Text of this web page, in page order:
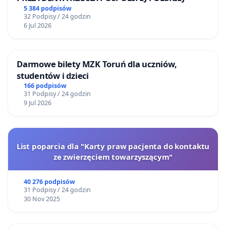
5 384 podpisów
32 Podpisy / 24 godzin
6 Jul 2026
Darmowe bilety MZK Toruń dla uczniów,
studentów i dzieci
166 podpisów
31 Podpisy / 24 godzin
9 Jul 2026
List poparcia dla "Karty praw pacjenta do kontaktu
ze zwierzęciem towarzyszącym"
40 276 podpisów
31 Podpisy / 24 godzin
30 Nov 2025